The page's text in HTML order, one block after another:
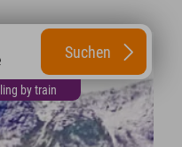
by train
Suchen